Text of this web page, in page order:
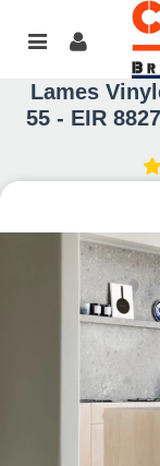
Lames
55 - EIR